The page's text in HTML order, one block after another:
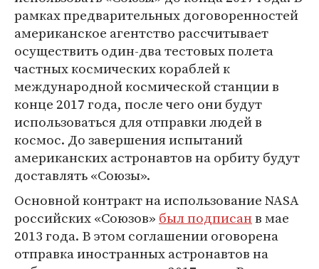
рамках предварительных договоренностей
американское агентство рассчитывает
осуществить один-два тестовых полета
частных космических кораблей к
международной космической станции в
конце 2017 года, после чего они будут
использоваться для отправки людей в
космос. До завершения испытаний
американских астронавтов на орбиту будут
доставлять «Союзы».
Основной контракт на использование NASA
российских «Союзов» был подписанв мае
2013 года. В этом соглашении оговорена
отправка иностранных астронавтов на